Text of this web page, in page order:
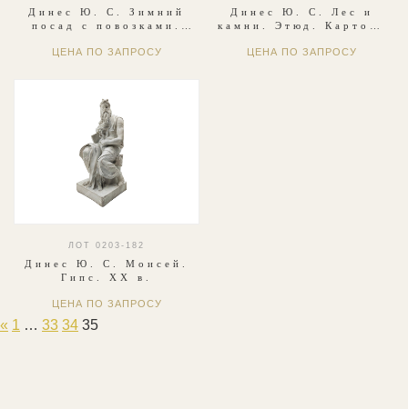
Динес Ю. С. Зимний
посад с повозками.
1946
ЦЕНА ПО ЗАПРОСУ
Динес Ю. С. Лес и
камни. Этюд. Картон,
ЦЕНА ПО ЗАПРОСУ
ЛОТ 0203-182
Динес Ю. С. Моисей.
Гипс. XX в.
ЦЕНА ПО ЗАПРОСУ
« 1 … 33 34 35